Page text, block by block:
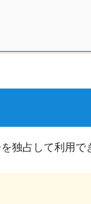
独占して利用で